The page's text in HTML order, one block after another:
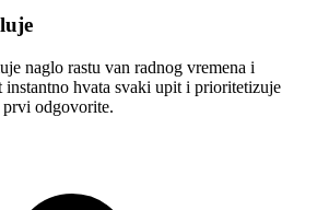
naglo rastu van radnog vremena i
hvata svaki upit i prioritetizuje
odgovorite.